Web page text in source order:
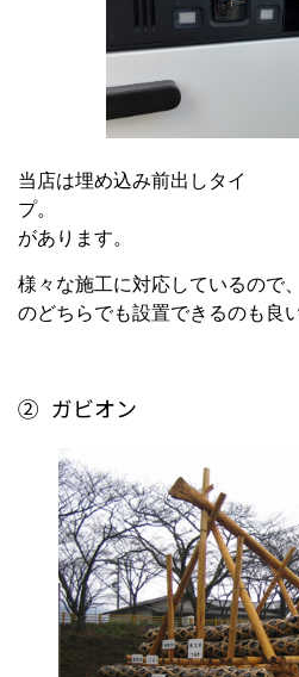
当店は埋め込み前出しタイ
プ。 遠隔の
があります。
様々な施工に対応しているので
のどちらでも設置できるのも良
② ガビオン